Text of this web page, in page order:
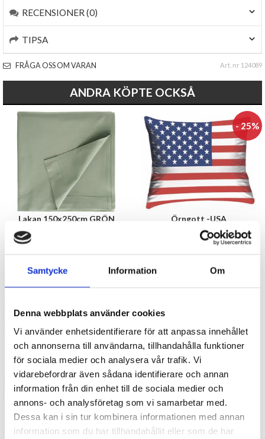
Samtycke Information Om
Denna webbplats använder cookies
Vi använder enhetsidentifierare för att anpassa innehållet
och annonserna till användarna, tillhandahålla funktioner
för sociala medier och analysera vår trafik. Vi
vidarebefordrar även sådana identifierare och annan
information från din enhet till de sociala medier och
annons- och analysföretag som vi samarbetar med.
Dessa kan i sin tur kombinera informationen med annan
information som du har tillhandahållit eller som de har
RECENSIONER (0)
TIPSA
FRÅGA OSS OM VARAN Art. nr 124089
ANDRA KÖPTE OCKSÅ
Lakan 150x250cm GRÖN
KÖP
- 25%
Örngott -USA
59 kr
Örngott 50x60cm GRÖN Lakan 150x250cm SVART